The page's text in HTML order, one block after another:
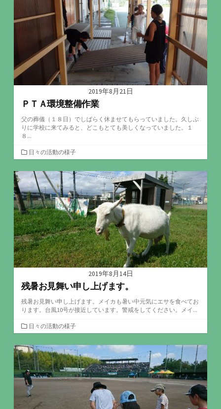
2019年8月21日
ＰＴＡ環境整備作業
父の葬儀（１８日）でしばらく休ませてもらっていました。久しぶ
りに学校に来てみると、どこもとても美しくなっていました。１
８...
カ
テ
ゴ
リ
ー
日々の活動の様子
2019年8月14日
残暑お見舞い申し上げます。
残暑お見舞い申し上げます。メイカも暑い中元気にエサを食べてお
ります。台風10号が接近しています。警戒をしてください。メイ...
カ
テ
ゴ
リ
ー
日々の活動の様子